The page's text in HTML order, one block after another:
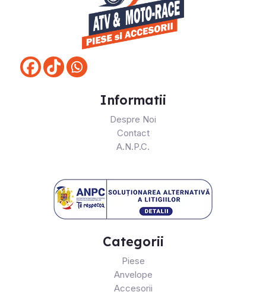
Informatii
Despre Noi
Contact
A.N.P.C.
Categorii
Piese
Anvelope
Accesorii